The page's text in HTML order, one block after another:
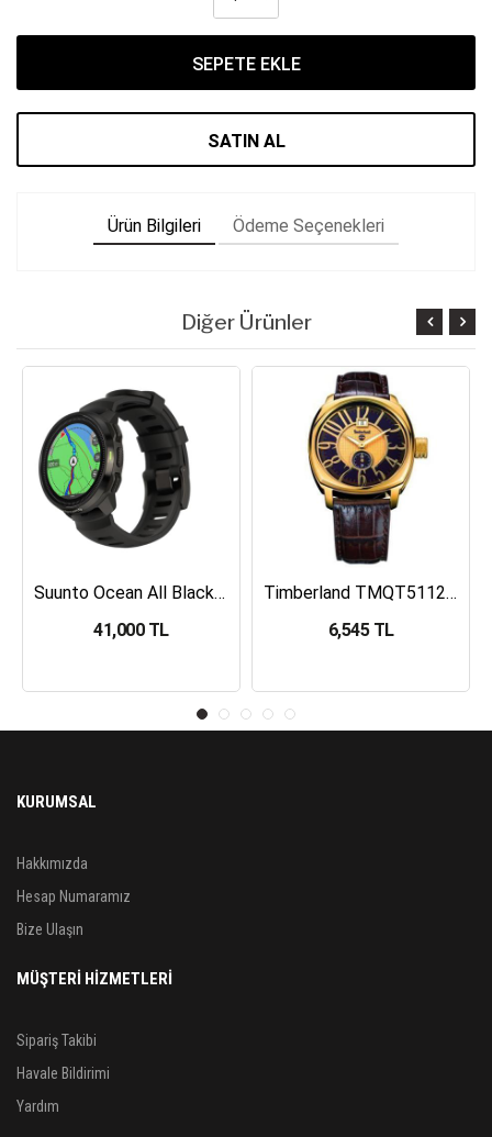
SEPETE EKLE
SATIN AL
Ürün Bilgileri Ödeme Seçenekleri
Diğer Ürünler
Suunto Ocean All Black Dalış Bilgisayarı SS050982000
41,000 TL
Timberland TMQT5112401 Erkek Kol Saati
6,545 TL
KURUMSAL
Hakkımızda
Hesap Numaramız
Bize Ulaşın
MÜŞTERİ HİZMETLERİ
Sipariş Takibi
Havale Bildirimi
Yardım